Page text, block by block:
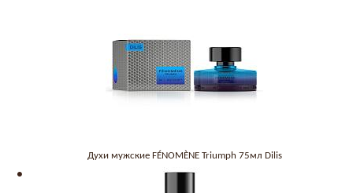
Духи мужские FÉNOMÈNE Triumph 75мл Dilis